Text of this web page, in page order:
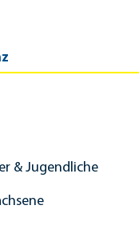
& Jugendliche